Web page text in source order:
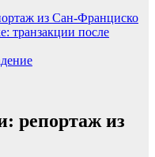
из Сан-Франциско
транзакции после
репортаж из